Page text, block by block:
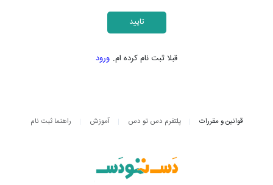
تایید
قبلا ثبت نام کرده ام. ورود
قوانین و مقررات پلتفرم دس تو دس آموزش راهنما ثبت نام